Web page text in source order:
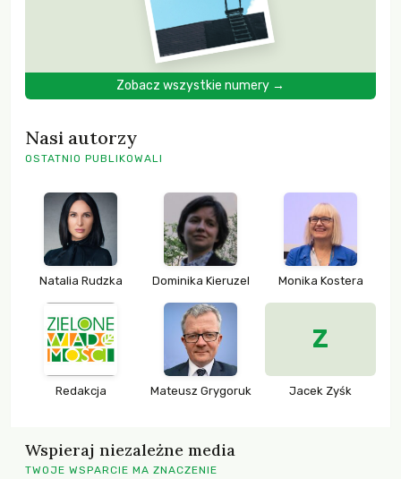
Zobacz wszystkie numery →
Nasi autorzy
OSTATNIO PUBLIKOWALI
Natalia Rudzka Dominika Kieruzel Monika Kostera
Redakcja Mateusz Grygoruk
Z
Jacek Zyśk
Wspieraj niezależne media
TWOJE WSPARCIE MA ZNACZENIE